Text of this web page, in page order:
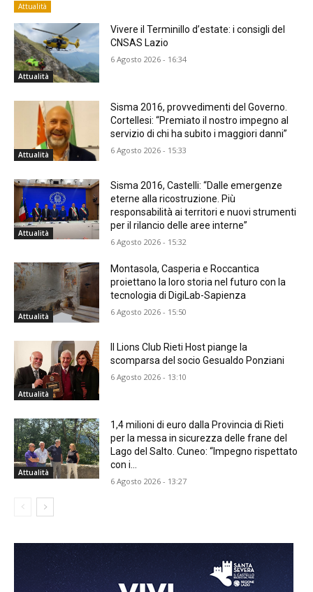
Attualità
Attualità
Vivere il Terminillo d’estate: i consigli del
CNSAS Lazio
6 Agosto 2026 - 16:34
Attualità
Sisma 2016, provvedimenti del Governo.
Cortellesi: “Premiato il nostro impegno al
servizio di chi ha subito i maggiori danni”
6 Agosto 2026 - 15:33
Attualità
Sisma 2016, Castelli: “Dalle emergenze
eterne alla ricostruzione. Più
responsabilità ai territori e nuovi strumenti
per il rilancio delle aree interne”
6 Agosto 2026 - 15:32
Attualità
Montasola, Casperia e Roccantica
proiettano la loro storia nel futuro con la
tecnologia di DigiLab-Sapienza
6 Agosto 2026 - 15:50
Attualità
Il Lions Club Rieti Host piange la
scomparsa del socio Gesualdo Ponziani
6 Agosto 2026 - 13:10
Attualità
1,4 milioni di euro dalla Provincia di Rieti
per la messa in sicurezza delle frane del
Lago del Salto. Cuneo: “Impegno rispettato
con i...
6 Agosto 2026 - 13:27